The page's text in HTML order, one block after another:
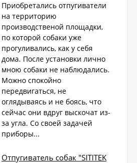
Ультразвуковой стационарный
антилай "HKS99"
Радиус действия: до 15 м
Тип воздействия: ультразвуковой
Количество излучателей: 1
Водонепроницаемый: Да
Тип питания:
В НАЛИЧИИ
Приобретались отпугиватели
на территорию
производственой площадки,
по которой собаки уже
прогуливались, как у себя
дома. После установки лично
мною собаки не наблюдались.
Можно спокойно
передвигаться, не
оглядываясь и не боясь, что
сейчас они вдруг выскочат из-
за угла. Со своей задачей
приборы...
Отпугиватель собак "SITITEK